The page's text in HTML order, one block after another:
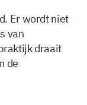
Er wordt niet
van
draait
de